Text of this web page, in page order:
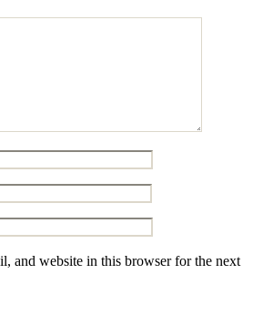
and website in this browser for the next